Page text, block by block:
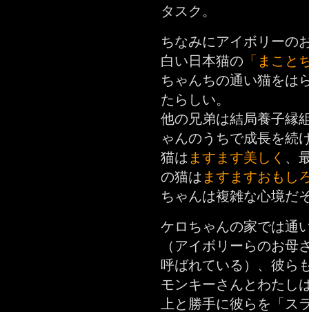
タスク。
ちなみにアイボリーの
白い日本猫の 「まこと
ちゃんちの通い猫をは
たらしい。
他の兄弟は結局養子縁
ゃんのうちで成長を続
猫は ますます美しく 、
の猫は ますますおもし
ちゃんは複雑な心境だ
ケロちゃんの家では通
（アイボリーらのお母
呼ばれている）、彼ら
モンキーさんとわたし
上と勝手に彼らを「ス